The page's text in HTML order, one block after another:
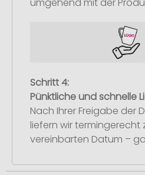
Schritt 4:
Pünktliche und schnelle
Nach Ihrer Freigabe der
liefern wir termingerecht
vereinbarten Datum –